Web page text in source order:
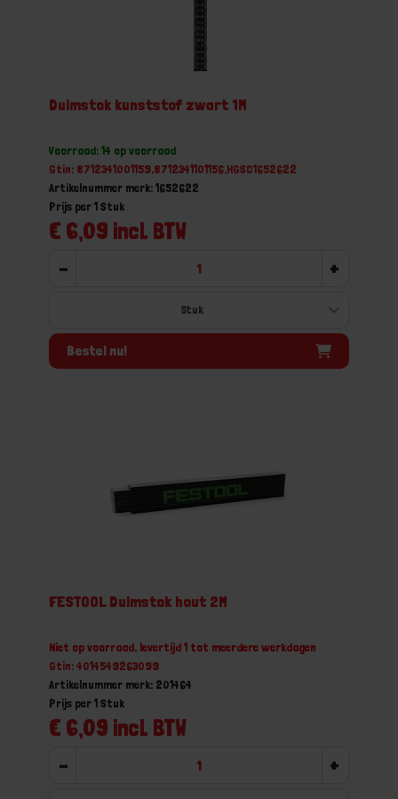
Duimstok kunststof zwart 1M
Voorraad: 14 op voorraad
Gtin: 8712341001159,8712341101156,HGSC1652622
Artikelnummer merk: 1652622
€ 6,09 incl. BTW
Prijs per 1 Stuk
- +
Bestel nu!
FESTOOL Duimstok hout 2M
Niet op voorraad, levertijd 1 tot meerdere werkdagen
Gtin: 4014549263099
Artikelnummer merk: 201464
€ 6,09 incl. BTW
Prijs per 1 Stuk
- +